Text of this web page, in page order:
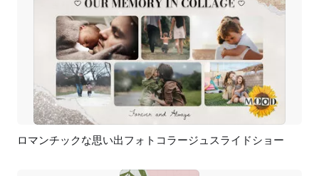
プレビュー AI再生成
ロマンチックな思い出フォトコラージュスライドショー